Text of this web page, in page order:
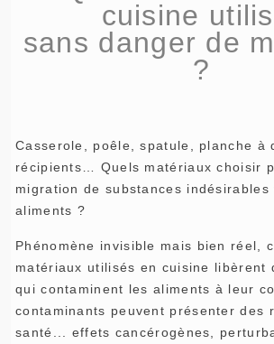
cuisine
sans danger de
?
Casserole, poêle, spatule, planche à
récipients… Quels matériaux choisir
migration de substances indésirables
aliments ?
Phénomène invisible mais bien réel,
matériaux utilisés en cuisine libèrent
qui contaminent les aliments à leur
contaminants peuvent présenter des
santé... effets cancérogènes,